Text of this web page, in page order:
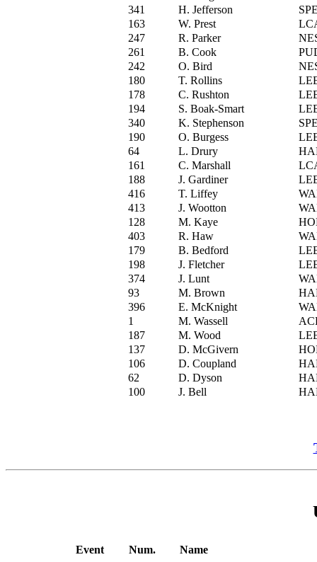
341
H. Jefferson
163
W. Prest
247
R. Parker
261
B. Cook
242
O. Bird
180
T. Rollins
178
C. Rushton
194
S. Boak-Smart
340
K. Stephenson
190
O. Burgess
64
L. Drury
161
C. Marshall
188
J. Gardiner
416
T. Liffey
413
J. Wootton
128
M. Kaye
403
R. Haw
179
B. Bedford
198
J. Fletcher
374
J. Lunt
93
M. Brown
396
E. McKnight
1
M. Wassell
187
M. Wood
137
D. McGivern
106
D. Coupland
62
D. Dyson
100
J. Bell
Event Num. Name